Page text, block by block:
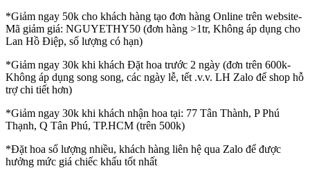
*Giảm ngay 50k cho khách hàng tạo đơn hàng Online trên website-
Mã giảm giá: NGUYETHY50 (đơn hàng >1tr, Không áp dụng cho
Lan Hồ Điệp, số lượng có hạn)
*Giảm ngay 30k khi khách Đặt hoa trước 2 ngày (đơn trên 600k-
Không áp dụng song song, các ngày lễ, tết .v.v. LH Zalo để shop hỗ
trợ chi tiết hơn)
*Giảm ngay 30k khi khách nhận hoa tại: 77 Tân Thành, P Phú
Thạnh, Q Tân Phú, TP.HCM (trên 500k)
*Đặt hoa số lượng nhiều, khách hàng liên hệ qua Zalo để được
hưởng mức giá chiếc khấu tốt nhất